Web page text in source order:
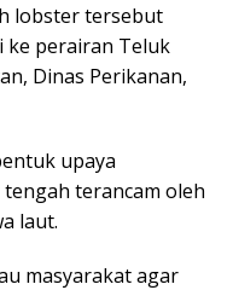
lobster tersebut
ke perairan Teluk
Dinas Perikanan,
upaya
terancam oleh
laut.
masyarakat agar